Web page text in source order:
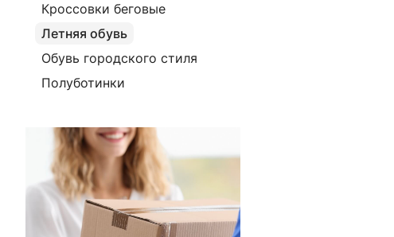
Кроссовки беговые
Летняя обувь
Обувь городского стиля
Полуботинки